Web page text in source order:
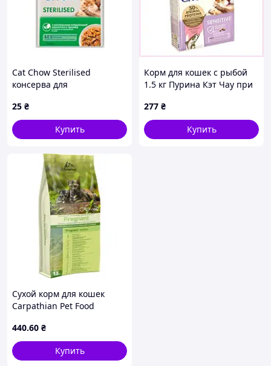
Cat Chow Sterilised
консерва для
ягненком и зеленой
фасолью, 85 г 85 г
25 ₴
Купить
Корм для кошек с рыбой
1.5 кг Пурина Кэт Чау при
88H189H72X
277 ₴
Купить
Сухой корм для кошек
Carpathian Pet Food
(4820111140947) MDR
440.60 ₴
Купить